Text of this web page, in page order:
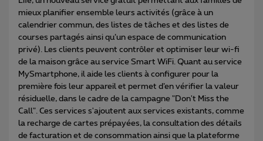
mieux planifier ensemble leurs activités (grâce à un
calendrier commun, des listes de tâches et des listes de
courses partagés ainsi qu’un espace de communication
privé). Les clients peuvent contrôler et optimiser leur wi-fi
de la maison grâce au service Smart WiFi. Quant au service
MySmartphone, il aide les clients à configurer pour la
première fois leur appareil et permet d’en vérifier la valeur
résiduelle, dans le cadre de la campagne "Don't Miss the
Call". Ces services s'ajoutent aux services existants, comme
la recharge de cartes prépayées, la consultation des détails
de facturation et de consommation ainsi que la plateforme